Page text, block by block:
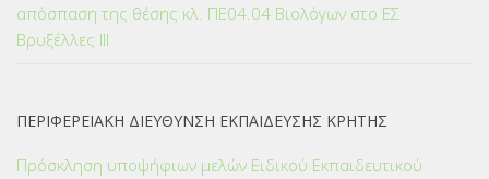
απόσπαση της θέσης κλ. ΠΕ04.04 Βιολόγων στο ΕΣ
Βρυξέλλες ΙΙΙ
ΠΕΡΙΦΕΡΕΙΑΚΗ ΔΙΕΥΘΥΝΣΗ ΕΚΠΑΙΔΕΥΣΗΣ ΚΡΗΤΗΣ
Πρόσκληση υποψήφιων μελών Ειδικού Εκπαιδευτικού